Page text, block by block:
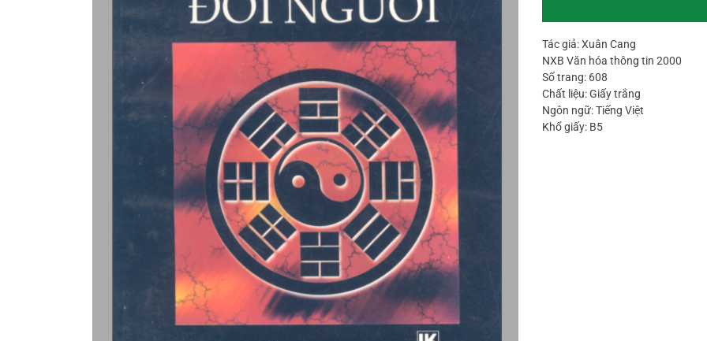
Tác giả: Xuân Cang
NXB Văn hóa thông tin 2000
Số trang: 608
Chất liệu: Giấy trắng
Ngôn ngữ: Tiếng Việt
Khổ giấy: B5